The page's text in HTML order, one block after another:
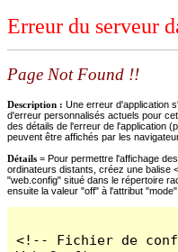
Erreur du serveur
Page Not Found !!
Description : Une erreur d'application
d'erreur personnalisés actuels pour
des détails de l'erreur de l'application
peuvent être affichés par les
Détails = Pour permettre l'affichage
ordinateurs distants, créez une balise
"web.config" situé dans le répertoire
ensuite la valeur "off" à l'attribut
<!-- Fichier de